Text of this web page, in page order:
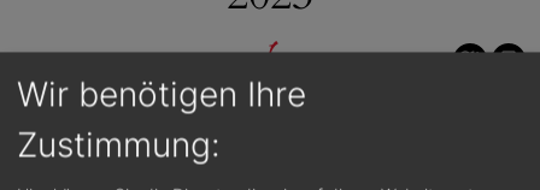
Wir benötigen Ihre
Zustimmung: